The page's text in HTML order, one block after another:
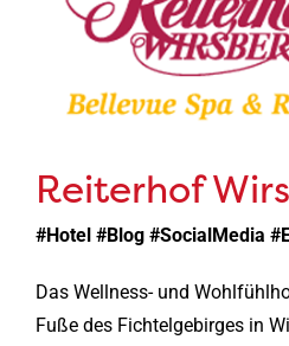
Reiterhof
#Hotel #Blog #SocialMedia
Das Wellness- und
Fuße des Fichtelgebirges in